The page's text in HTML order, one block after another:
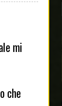
mi
che